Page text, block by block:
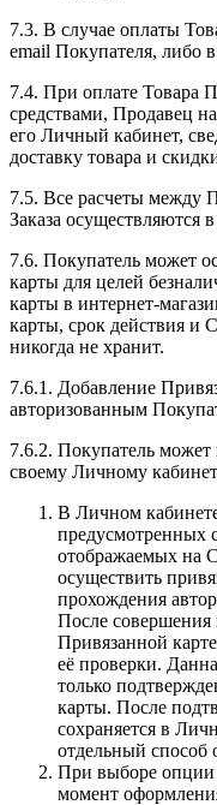
7.3. В случае оплаты
email Покупателя, либо
7.4. При оплате Товара
средствами, Продавец
его Личный кабинет,
доставку товара и
7.5. Все расчеты между
Заказа осуществляются
7.6. Покупатель может
карты для целей
карты в интернет-
карты, срок действия и
никогда не хранит.
7.6.1. Добавление
авторизованным
7.6.2. Покупатель может
своему Личному
В Личном
предусмотренных
отображаемых на
осуществить
прохождения
После
Привязанной
её проверки.
только
карты. После
сохраняется в
отдельный способ
При выборе опции
момент